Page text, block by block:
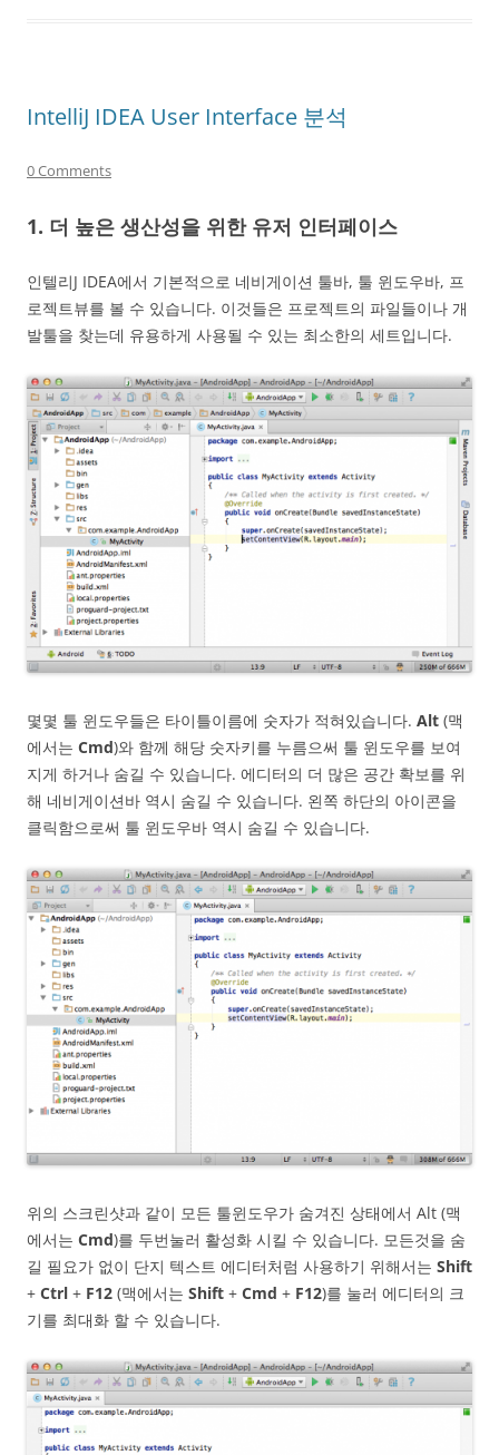
IntelliJ IDEA User Interface 분석
0 Comments
1. 더 높은 생산성을 위한 유저 인터페이스
인텔리J IDEA에서 기본적으로 네비게이션 툴바, 툴 윈도우바, 프
로젝트뷰를 볼 수 있습니다. 이것들은 프로젝트의 파일들이나 개
발툴을 찾는데 유용하게 사용될 수 있는 최소한의 세트입니다.
몇몇 툴 윈도우들은 타이틀이름에 숫자가 적혀있습니다. Alt (맥
에서는 Cmd)와 함께 해당 숫자키를 누름으써 툴 윈도우를 보여
지게 하거나 숨길 수 있습니다. 에디터의 더 많은 공간 확보를 위
해 네비게이션바 역시 숨길 수 있습니다. 왼쪽 하단의 아이콘을
클릭함으로써 툴 윈도우바 역시 숨길 수 있습니다.
위의 스크린샷과 같이 모든 툴윈도우가 숨겨진 상태에서 Alt (맥
에서는 Cmd)를 두번눌러 활성화 시킬 수 있습니다. 모든것을 숨
길 필요가 없이 단지 텍스트 에디터처럼 사용하기 위해서는 Shift
+ Ctrl + F12 (맥에서는 Shift + Cmd + F12)를 눌러 에디터의 크
기를 최대화 할 수 있습니다.